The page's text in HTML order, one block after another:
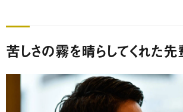
苦しさの霧を晴らしてくれた